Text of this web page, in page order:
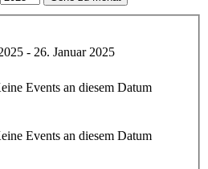
- 26. Januar 2025
Events an diesem Datum
Events an diesem Datum